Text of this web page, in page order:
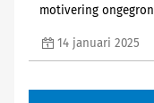
motivering
14 januari 2025